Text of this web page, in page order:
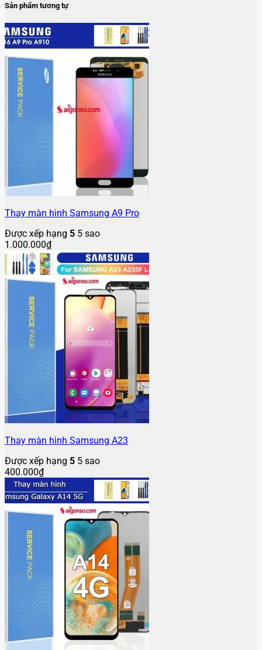
Sản phẩm tương tự
Thay màn hình Samsung A9 Pro
Được xếp hạng 5 5 sao
1.000.000₫
Thay màn hình Samsung A23
Được xếp hạng 5 5 sao
400.000₫